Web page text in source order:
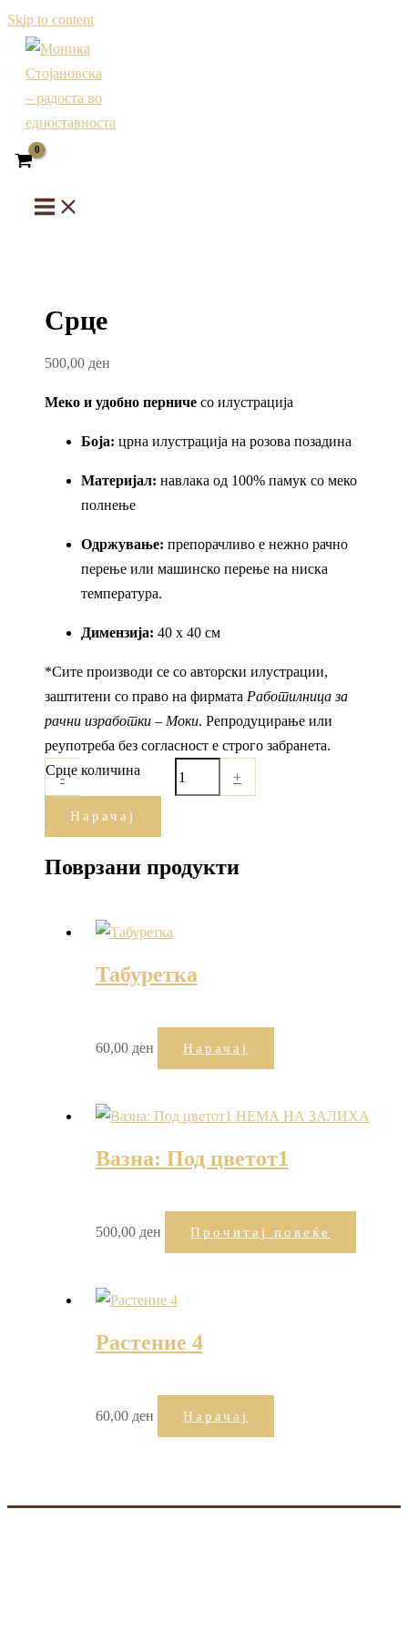
Skip to content
Срце
500,00 ден
Меко и удобно перничесо илустрација
Боја: црна илустрација на розова позадина
Материјал: навлака од 100% памук со меко
полнење
Одржување: препорачливо е нежно рачно
перење или машинско перење на ниска
температура.
Димензија: 40 x 40 см
*Сите производи се со авторски илустрации,
заштитени со право на фирмата Работилница за
рачни изработки – Моки. Репродуцирање или
реупотреба без согласност е строго забранета.
-
Срце количина +
Нарачај
Поврзани продукти
Табуретка
60,00 ден Нарачај
НЕМА НА ЗАЛИХА
Вазна: Под цветот1
500,00 ден Прочитај повеќе
Растение 4
60,00 ден Нарачај